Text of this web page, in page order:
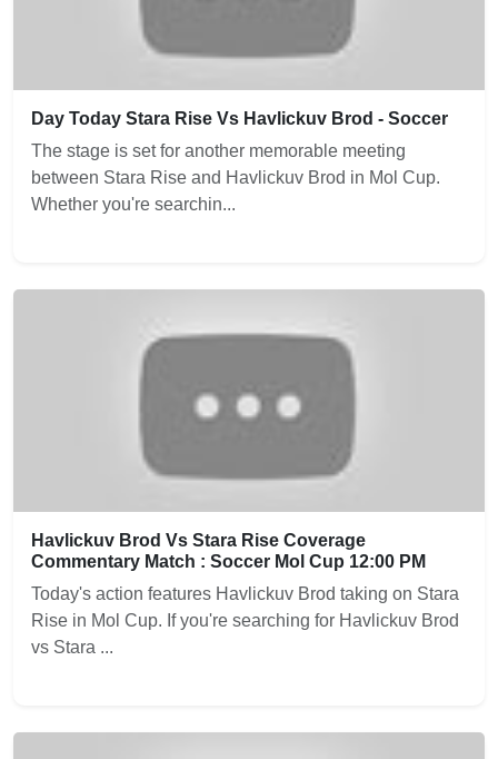
Day Today Stara Rise Vs Havlickuv Brod - Soccer
The stage is set for another memorable meeting
between Stara Rise and Havlickuv Brod in Mol Cup.
Whether you're searchin...
Havlickuv Brod Vs Stara Rise Coverage
Commentary Match : Soccer Mol Cup 12:00 PM
Today's action features Havlickuv Brod taking on Stara
Rise in Mol Cup. If you're searching for Havlickuv Brod
vs Stara ...